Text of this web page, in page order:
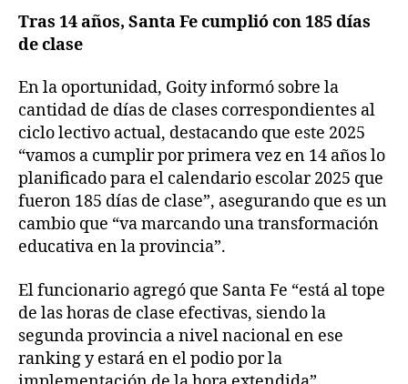
Tras 14 años, Santa Fe cumplió con 185 días
de clase
En la oportunidad, Goity informó sobre la
cantidad de días de clases correspondientes al
ciclo lectivo actual, destacando que este 2025
“vamos a cumplir por primera vez en 14 años lo
planificado para el calendario escolar 2025 que
fueron 185 días de clase”, asegurando que es un
cambio que “va marcando una transformación
educativa en la provincia”.
El funcionario agregó que Santa Fe “está al tope
de las horas de clase efectivas, siendo la
segunda provincia a nivel nacional en ese
ranking y estará en el podio por la